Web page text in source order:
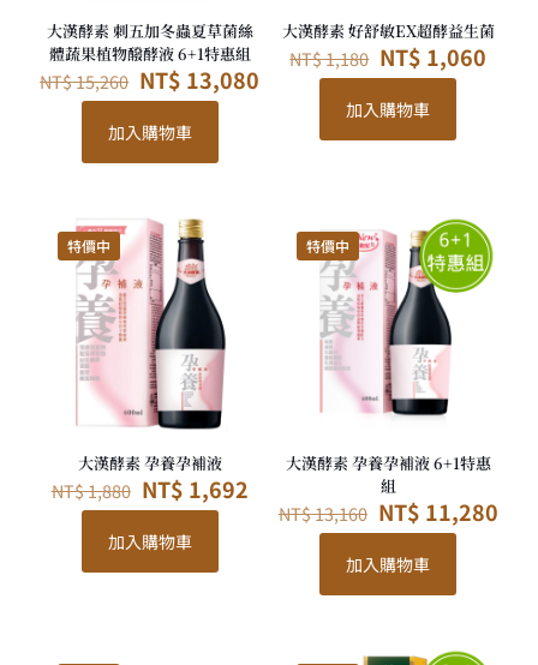
大漢酵素 刺五加冬蟲夏草菌絲
體蔬果植物醱酵液 6+1特惠組
NT$15,260 原
始
價
格：
NT$ 15,260。
NT$ 13,080
加入購物車
大漢酵素 好舒敏EX超酵益生菌
NT$1,180 原
始
價
格：
NT$ 1,180。
NT$ 1,060
加入購物車
特價中
大漢酵素 孕養孕補液
NT$1,880 原
始
價
格：
NT$ 1,880。
NT$ 1,692目
NT$ 1,692。
加入購物車
特價中
大漢酵素 孕養孕補液 6+1特惠
組
NT$13,160 原
始
價
格：
NT$ 13,160。
NT$ 11,280目
加入購物車